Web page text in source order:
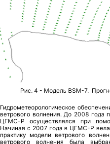
Рис. 4 - Модель BSM-7.
Гидрометеорологическое
ветрового волнения. До 2008 года
ЦГМС-Р осуществлялся при
Начиная с 2007 года в ЦГМС-Р
практику модели ветрового
ветрового волнения была